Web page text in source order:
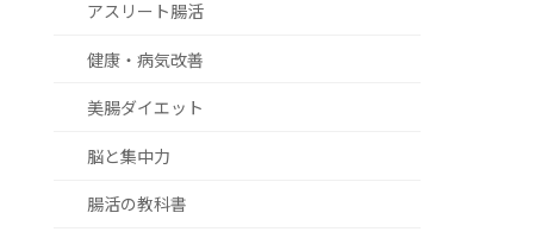
アスリート腸活
健康・病気改善
美腸ダイエット
脳と集中力
腸活の教科書